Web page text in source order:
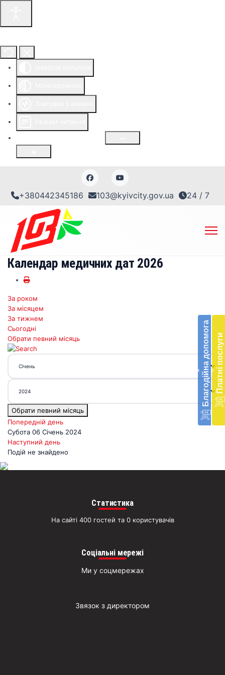
+380442345186 103@kyivcity.gov.ua 24 / 7
‹ Благодійна допомогав
‹ Платні послуги
Календар медичних дат 2026
За роком
За місяцем
За тижнем
Сьогодні
Обрати певний місяць
Обрати певний місяць
Попередній день
Субота 06 Січень 2024
Наступний день
Подій не знайдено
Статистика
На сайті 400 гостей та 0 користувачів
Соціальні мережі
Ми у соцмережах
Звязок з директором